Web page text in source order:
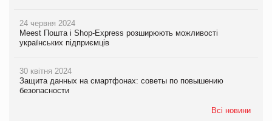
24 червня 2024
Meest Пошта і Shop-Express розширюють можливості
українських підприємців
30 квітня 2024
Защита данных на смартфонах: советы по повышению
безопасности
Всі новини